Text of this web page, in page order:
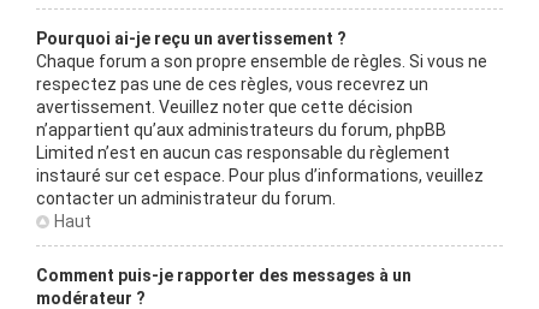
Pourquoi ai-je reçu un avertissement ?
Chaque forum a son propre ensemble de règles. Si vous ne
respectez pas une de ces règles, vous recevrez un
avertissement. Veuillez noter que cette décision
n’appartient qu’aux administrateurs du forum, phpBB
Limited n’est en aucun cas responsable du règlement
instauré sur cet espace. Pour plus d’informations, veuillez
contacter un administrateur du forum.
Haut
Comment puis-je rapporter des messages à un
modérateur ?